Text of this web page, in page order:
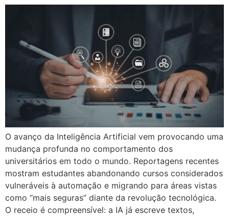
O avanço da Inteligência Artificial vem provocando uma
mudança profunda no comportamento dos
universitários em todo o mundo. Reportagens recentes
mostram estudantes abandonando cursos considerados
vulneráveis à automação e migrando para áreas vistas
como “mais seguras” diante da revolução tecnológica.
O receio é compreensível: a IA já escreve textos,